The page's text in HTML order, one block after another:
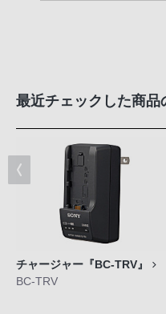
最近チェックした商品
チャージャー『BC-TRV』
BC-TRV